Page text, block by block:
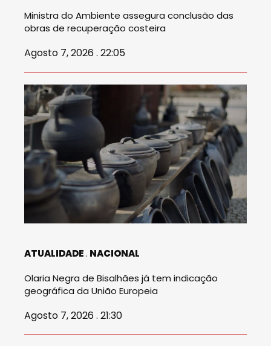
Ministra do Ambiente assegura conclusão das
obras de recuperação costeira
Agosto 7, 2026 . 22:05
ATUALIDADE NACIONAL
Olaria Negra de Bisalhães já tem indicação
geográfica da União Europeia
Agosto 7, 2026 . 21:30